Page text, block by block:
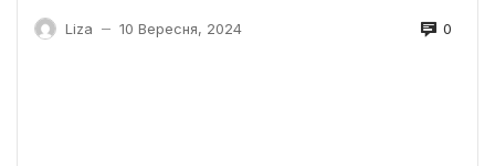
Liza — 10 Вересня, 2024 0